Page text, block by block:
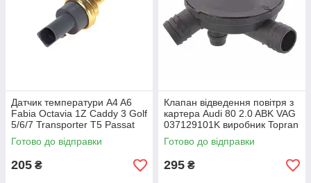
Датчик температури A4 A6
Fabia Octavia 1Z Caddy 3 Golf
5/6/7 Transporter T5 Passat
B6 (колір сірий)
Готово до відправки
205 ₴
Клапан відведення повітря з
картера Audi 80 2.0 ABK VAG
037129101K виробник Topran
Німеччина
Готово до відправки
295 ₴